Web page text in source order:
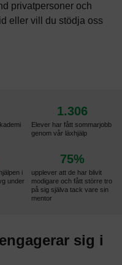
privatpersoner och
eller vill du stödja oss
Elever har fått sommarjobb
genom vår läxhjälp
1.306
i
under
upplever att de har blivit
modigare och fått större tro
på sig själva tack vare sin
mentor
75%
sig i